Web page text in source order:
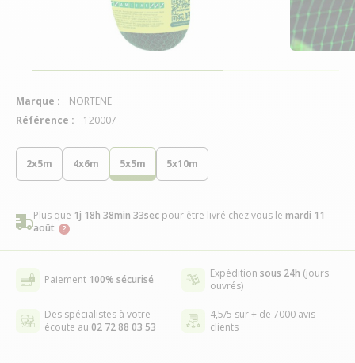
2x5m 4x6m 5x5m 5x10m
Plus que 1j 18h 38min 33sec pour être livré chez vous le mardi 11
août
Paiement 100% sécurisé Expédition sous 24h (jours
ouvrés)
Des spécialistes à votre
écoute au 02 72 88 03 53
4,5/5 sur + de 7000 avis
clients
Marque :
NORTENE
Référence :
120007